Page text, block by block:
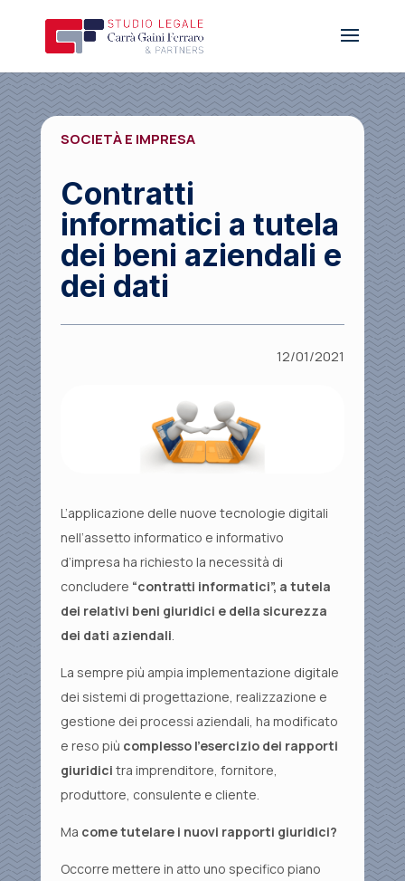
SOCIETÀ E IMPRESA
Contratti
informatici a tutela
dei beni aziendali e
dei dati
12/01/2021
L’applicazione delle nuove tecnologie digitali
nell’assetto informatico e informativo
d’impresa ha richiesto la necessità di
concludere “contratti informatici”, a tutela
dei relativi beni giuridici e della sicurezza
dei dati aziendali.
La sempre più ampia implementazione digitale
dei sistemi di progettazione, realizzazione e
gestione dei processi aziendali, ha modificato
e reso più complesso l’esercizio dei rapporti
giuridici tra imprenditore, fornitore,
produttore, consulente e cliente.
Ma come tutelare i nuovi rapporti giuridici?
Occorre mettere in atto uno specifico piano